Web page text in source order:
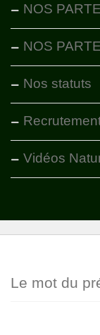
NOS
NOS
Nos statuts
Vidéos
Le mot du